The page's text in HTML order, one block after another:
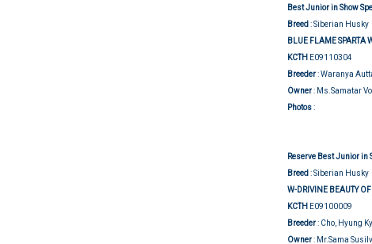
Best Junior in Show
Breed : Siberian Husky
BLUE FLAME SPARTA
KCTH E09110304
Breeder: Waranya
Owner: Ms.Samatar
Photos:
Reserve Best Junior in
Breed : Siberian Husky
W-DRIVINE BEAUTY
KCTH E09100009
Breeder: Cho, Hyung
Owner: Mr.Sama